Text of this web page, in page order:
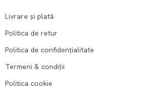
Livrare și plată
Politica de retur
Politica de confidențialitate
Termeni & condiții
Politica cookie